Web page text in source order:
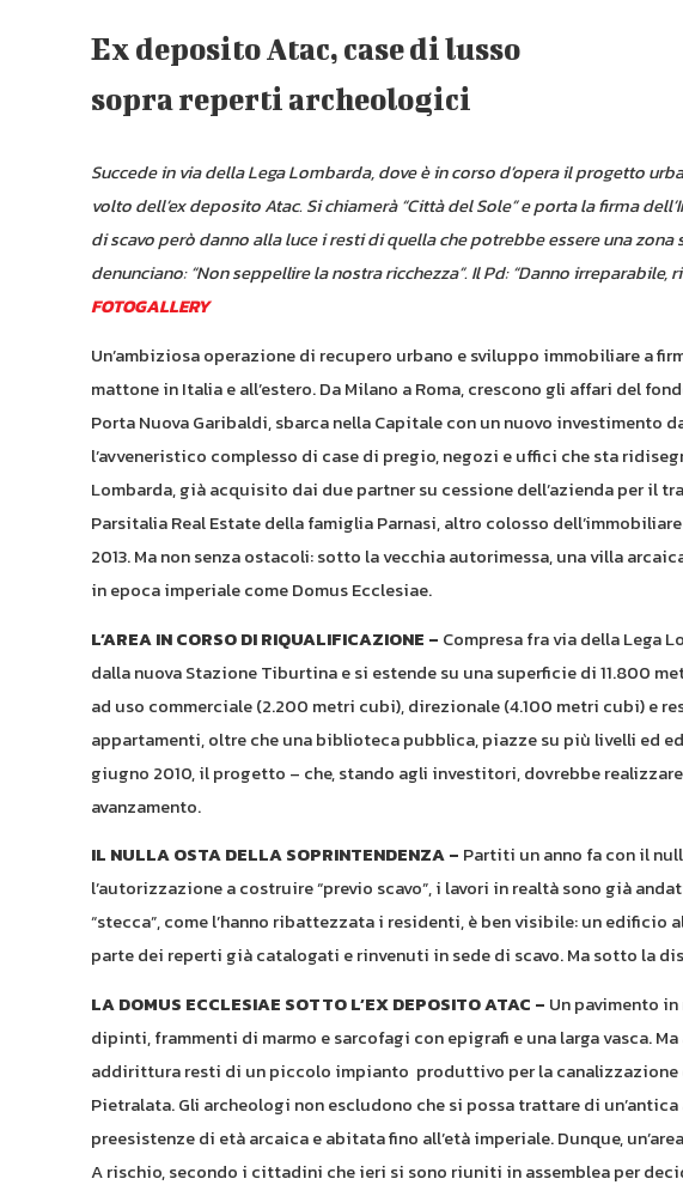
Ex deposito Atac, case di lusso
sopra reperti archeologici
Succede in via della Lega Lombarda, dove è in corso d’opera il progetto
volto dell’ex deposito Atac. Si chiamerà “Città del Sole” e porta la firma
di scavo però danno alla luce i resti di quella che potrebbe essere una
denunciano: “Non seppellire la nostra ricchezza”. Il Pd: “Danno irreparabile,
FOTOGALLERY
Un’ambiziosa operazione di recupero urbano e sviluppo immobiliare a
mattone in Italia e all’estero. Da Milano a Roma, crescono gli affari del
Porta Nuova Garibaldi, sbarca nella Capitale con un nuovo investimento
l’avveneristico complesso di case di pregio, negozi e uffici che sta
Lombarda, già acquisito dai due partner su cessione dell’azienda per il
Parsitalia Real Estate della famiglia Parnasi, altro colosso
2013. Ma non senza ostacoli: sotto la vecchia autorimessa, una villa
in epoca imperiale come Domus Ecclesiae.
L’AREA IN CORSO DI RIQUALIFICAZIONE – Compresa fra via della Lega
dalla nuova Stazione Tiburtina e si estende su una superficie di 11.800
ad uso commerciale (2.200 metri cubi), direzionale (4.100 metri cubi) e
appartamenti, oltre che una biblioteca pubblica, piazze su più livelli ed
giugno 2010, il progetto – che, stando agli investitori, dovrebbe
avanzamento.
IL NULLA OSTA DELLA SOPRINTENDENZA – Partiti un anno fa con il
l’autorizzazione a costruire “previo scavo”, i lavori in realtà sono già
“stecca”, come l’hanno ribattezzata i residenti, è ben visibile: un
parte dei reperti già catalogati e rinvenuti in sede di scavo. Ma sotto la
LA DOMUS ECCLESIAE SOTTO L’EX DEPOSITO ATAC – Un pavimento
dipinti, frammenti di marmo e sarcofagi con epigrafi e una larga vasca.
addirittura resti di un piccolo impianto produttivo per la canalizzazione
Pietralata. Gli archeologi non escludono che si possa trattare di
preesistenze di età arcaica e abitata fino all’età imperiale. Dunque,
A rischio, secondo i cittadini che ieri si sono riuniti in assemblea per